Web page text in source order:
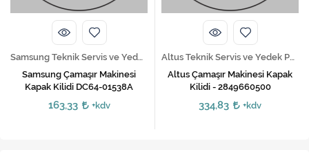
Samsung Teknik Servis ve Yedek Parça Hizmetleri
Samsung Çamaşır Makinesi
Kapak Kilidi DC64-01538A
163,33 +kdv
Altus Teknik Servis ve Yedek Parça Hizmetleri
Altus Çamaşır Makinesi Kapak
Kilidi - 2849660500
334,83 +kdv